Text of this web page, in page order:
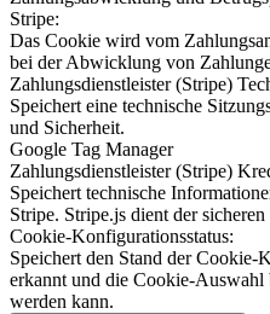
Stripe:
Das Cookie wird vom
bei der Abwicklung von
Zahlungsdienstleister (Stripe)
Speichert eine technische
und Sicherheit.
Google Tag Manager
Zahlungsdienstleister (Stripe)
Speichert technische
Stripe. Stripe.js dient der
Cookie-Konfigurationsstatus:
Speichert den Stand der
erkannt und die Cookie-Auswahl
werden kann.